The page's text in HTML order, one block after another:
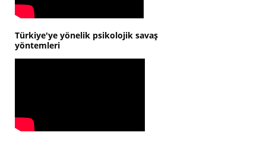
Türkiye'ye yönelik psikolojik savaş
yöntemleri